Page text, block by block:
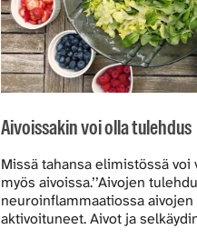
Aivoissakin voi olla tulehdus
Missä tahansa elimistössä
myös aivoissa.’’Aivojen
neuroinflammaatiossa
aktivoituneet. Aivot ja